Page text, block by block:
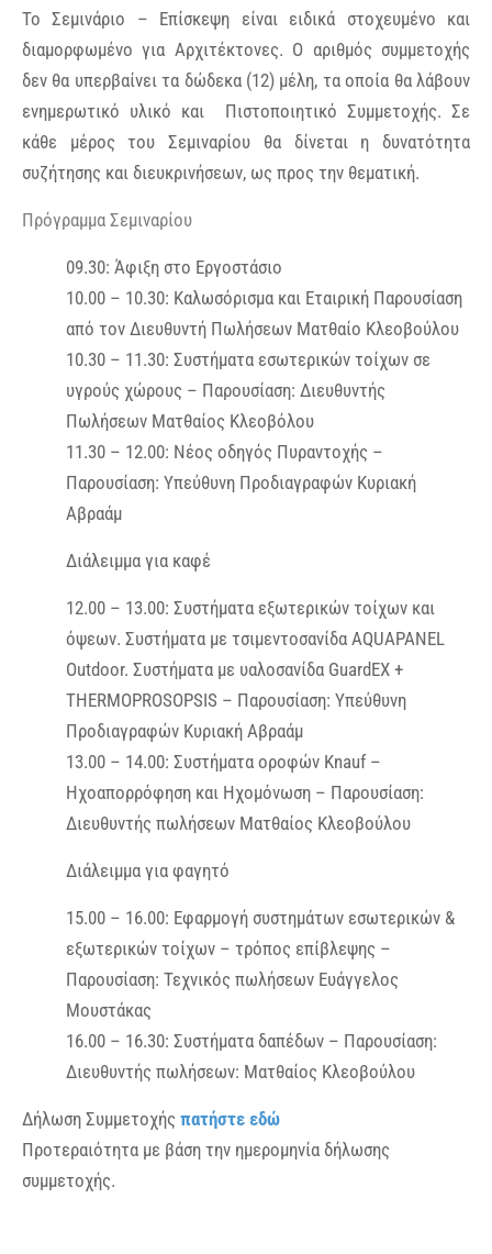
Το Σεμινάριο – Επίσκεψη είναι ειδικά στοχευμένο και
διαμορφωμένο για Αρχιτέκτονες. Ο αριθμός συμμετοχής
δεν θα υπερβαίνει τα δώδεκα (12) μέλη, τα οποία θα λάβουν
ενημερωτικό υλικό και Πιστοποιητικό Συμμετοχής. Σε
κάθε μέρος του Σεμιναρίου θα δίνεται η δυνατότητα
συζήτησης και διευκρινήσεων, ως προς την θεματική.
Πρόγραμμα Σεμιναρίου
09.30: Άφιξη στο Εργοστάσιο
10.00 – 10.30: Καλωσόρισμα και Εταιρική Παρουσίαση
από τον Διευθυντή Πωλήσεων Ματθαίο Κλεοβούλου
10.30 – 11.30: Συστήματα εσωτερικών τοίχων σε
υγρούς χώρους – Παρουσίαση: Διευθυντής
Πωλήσεων Ματθαίος Κλεοβόλου
11.30 – 12.00: Νέος οδηγός Πυραντοχής –
Παρουσίαση: Υπεύθυνη Προδιαγραφών Κυριακή
Αβραάμ
Διάλειμμα για καφέ
12.00 – 13.00: Συστήματα εξωτερικών τοίχων και
όψεων. Συστήματα με τσιμεντοσανίδα AQUAPANEL
Outdoor. Συστήματα με υαλοσανίδα GuardEX +
THERMOPROSOPSIS – Παρουσίαση: Υπεύθυνη
Προδιαγραφών Κυριακή Αβραάμ
13.00 – 14.00: Συστήματα οροφών Knauf –
Ηχοαπορρόφηση και Ηχομόνωση – Παρουσίαση:
Διευθυντής πωλήσεων Ματθαίος Κλεοβούλου
Διάλειμμα για φαγητό
15.00 – 16.00: Εφαρμογή συστημάτων εσωτερικών &
εξωτερικών τοίχων – τρόπος επίβλεψης –
Παρουσίαση: Τεχνικός πωλήσεων Ευάγγελος
Μουστάκας
16.00 – 16.30: Συστήματα δαπέδων – Παρουσίαση:
Διευθυντής πωλήσεων: Ματθαίος Κλεοβούλου
Δήλωση Συμμετοχής πατήστε εδώ
Προτεραιότητα με βάση την ημερομηνία δήλωσης
συμμετοχής.